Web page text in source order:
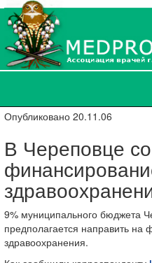
Опубликовано 20.11.06
В Череповце
9% муниципального бюджета
предполагается направить на
здравоохранения.